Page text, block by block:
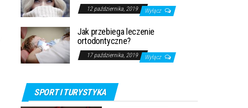
12 października, 2019 Wyłącz
Jak przebiega leczenie
ortodontyczne?
17 października, 2019 Wyłącz
SPORT I TURYSTYKA